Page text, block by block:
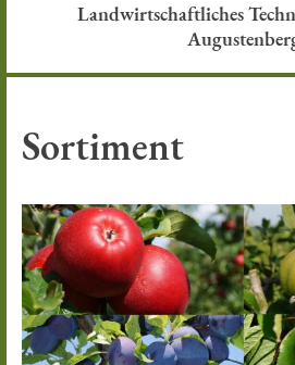
Landwirtschaftliches
Sortiment